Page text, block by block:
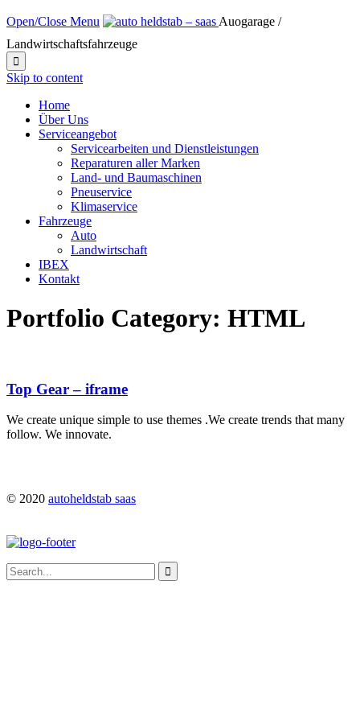
Open/Close Menu
Auogarage /
Landwirtschaftsfahrzeuge

Skip to content
Home
Über Uns
Serviceangebot
Servicearbeiten und Dienstleistungen
Reparaturen aller Marken
Land- und Baumaschinen
Pneuservice
Klimaservice
Fahrzeuge
Auto
Landwirtschaft
IBEX
Kontakt
Portfolio Category: HTML
Top Gear – iframe
We create unique simple to use themes .We create trends that many
follow. We innovate.
© 2020 autoheldstab saas
